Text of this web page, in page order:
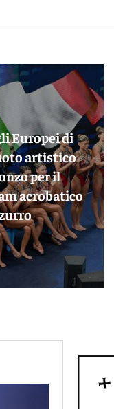
Europei di
artistico
per il
acrobatico